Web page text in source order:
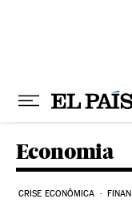
Economia
CRISE ECONÔMICA